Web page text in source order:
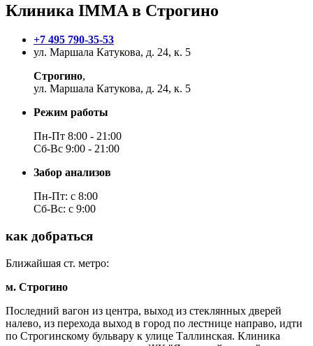
Клиника IMMA в Строгино
+7 495 790-35-53
ул. Маршала Катукова, д. 24, к. 5
Строгино,
ул. Маршала Катукова, д. 24, к. 5
Режим работы
Пн-Пт 8:00 - 21:00
Cб-Вс 9:00 - 21:00
Забор анализов
Пн-Пт: с 8:00
Сб-Вс: с 9:00
как добраться
Ближайшая ст. метро:
м. Строгино
Последний вагон из центра, выход из стеклянных дверей
налево, из перехода выход в город по лестнице направо, идти
по Строгинскому бульвару к улице Таллинская. Клиника